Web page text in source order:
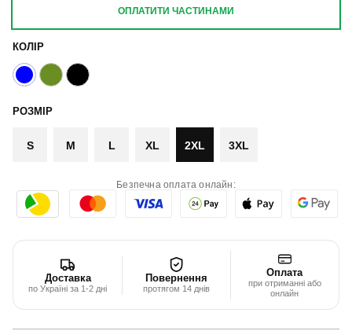
КОЛІР
РОЗМІР
S M L XL 2XL 3XL
ОПЛАТИТИ ЧАСТИНАМИ
Безпечна оплата онлайн:
Доставка
по Україні за 1-2 дні
Повернення
протягом 14 днів
Оплата
при отриманні або
онлайн